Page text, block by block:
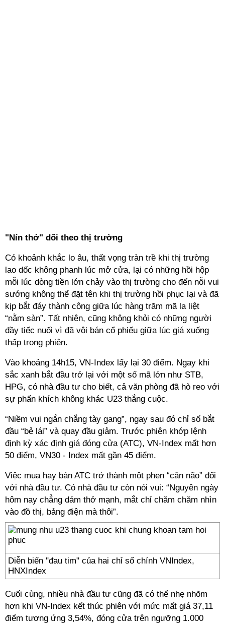
"Nín thở" dõi theo thị trường
Có khoảnh khắc lo âu, thất vọng tràn trề khi thị trường
lao dốc không phanh lúc mở cửa, lại có những hồi hộp
mỗi lúc dòng tiền lớn chảy vào thị trường cho đến nỗi vui
sướng không thể đặt tên khi thị trường hồi phục lại và đã
kịp bắt đáy thành công giữa lúc hàng trăm mã la liệt
“nằm sàn”. Tất nhiên, cũng không khỏi có những người
đầy tiếc nuối vì đã vội bán cổ phiếu giữa lúc giá xuống
thấp trong phiên.
Vào khoảng 14h15, VN-Index lấy lại 30 điểm. Ngay khi
sắc xanh bắt đầu trở lại với một số mã lớn như STB,
HPG, có nhà đầu tư cho biết, cả văn phòng đã hò reo với
sự phấn khích không khác U23 thắng cuộc.
“Niềm vui ngắn chẳng tày gang”, ngay sau đó chỉ số bắt
đầu “bẻ lái” và quay đầu giảm. Trước phiên khớp lệnh
định kỳ xác định giá đóng cửa (ATC), VN-Index mất hơn
50 điểm, VN30 - Index mất gần 45 điểm.
Việc mua hay bán ATC trở thành một phen “cân não” đối
với nhà đầu tư. Có nhà đầu tư còn nói vui: “Nguyên ngày
hôm nay chẳng dám thở mạnh, mắt chỉ chăm chăm nhìn
vào đồ thị, bảng điện mà thôi”.
Diễn biến "đau tim" của hai chỉ số chính VNIndex,
HNXIndex
Cuối cùng, nhiều nhà đầu tư cũng đã có thể nhẹ nhõm
hơn khi VN-Index kết thúc phiên với mức mất giá 37,11
điểm tương ứng 3,54%, đóng cửa trên ngưỡng 1.000